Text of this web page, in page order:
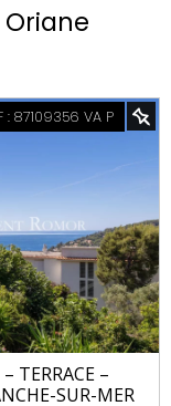
: 87109356 VA P
TERRACE –
SUR-MER